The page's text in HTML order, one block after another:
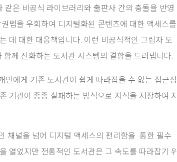
은 비공식 라이브러리와 출판사 간의 충돌을 반영
법을 우회하여 디지털화된 콘텐츠에 대한 액세스를
데 대한 대응책입니다. 이런 비공식적인 그림자 도
께 진화하는 도서관 시스템의 결함을 드러냅니다.
에게 기존 도서관이 쉽게 따라잡을 수 없는 접근성
기관이 종종 실패하는 방식으로 지식을 저장하여 지
채널을 넘어 디지털 액세스의 편리함을 통한 필수
열었지만 전통적인 도서관은 그 속도를 따라잡기 위